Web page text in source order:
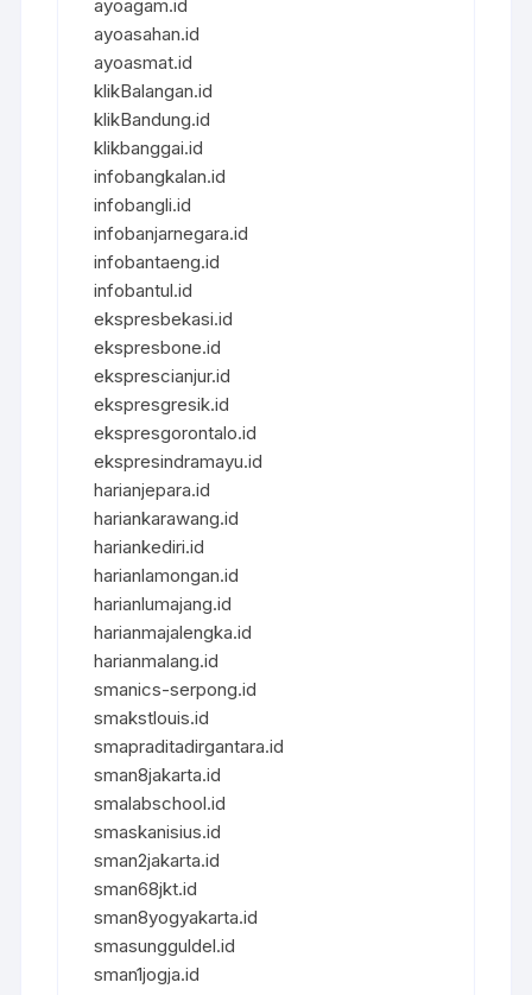
ayoagam.id
ayoasahan.id
ayoasmat.id
klikBalangan.id
klikBandung.id
klikbanggai.id
infobangkalan.id
infobangli.id
infobanjarnegara.id
infobantaeng.id
infobantul.id
ekspresbekasi.id
ekspresbone.id
eksprescianjur.id
ekspresgresik.id
ekspresgorontalo.id
ekspresindramayu.id
harianjepara.id
hariankarawang.id
hariankediri.id
harianlamongan.id
harianlumajang.id
harianmajalengka.id
harianmalang.id
smanics-serpong.id
smakstlouis.id
smapraditadirgantara.id
sman8jakarta.id
smalabschool.id
smaskanisius.id
sman2jakarta.id
sman68jkt.id
sman8yogyakarta.id
smasungguldel.id
sman1jogja.id